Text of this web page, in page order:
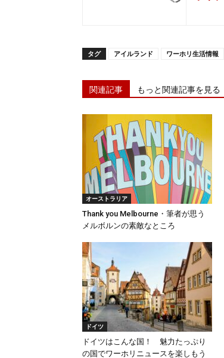
タグ アイルランド ワーホリ生活情報
関連記事 もっと関連記事を見る
オーストラリア
Thank you Melbourne・筆者が思う
メルボルンの素敵なところ
ドイツ
ドイツはこんな国！ 魅力たっぷり
の国でワーホリニュースを楽しもう